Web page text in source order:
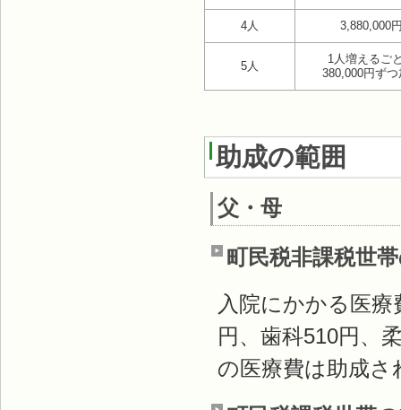
4人 3,880,000
5人
1人増えるご
380,000円ずつ
助成の範囲
父・母
町民税非課税世
入院にかかる医
円、歯科510円、
の医療費は助成さ